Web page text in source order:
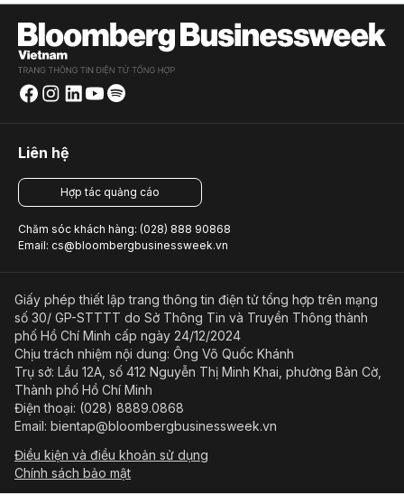
Liên hệ
Hợp tác quảng cáo
Chăm sóc khách hàng: (028) 888 90868
Email: cs@bloombergbusinessweek.vn
Giấy phép thiết lập trang thông tin điện tử tổng hợp trên mạng
số 30/ GP-STTTT do Sở Thông Tin và Truyền Thông thành
phố Hồ Chí Minh cấp ngày 24/12/2024
Chịu trách nhiệm nội dung: Ông Võ Quốc Khánh
Trụ sở: Lầu 12A, số 412 Nguyễn Thị Minh Khai, phường Bàn Cờ,
Thành phố Hồ Chí Minh
Điện thoại: (028) 8889.0868
Email: bientap@bloombergbusinessweek.vn
Điều kiện và điều khoản sử dụng
Chính sách bảo mật